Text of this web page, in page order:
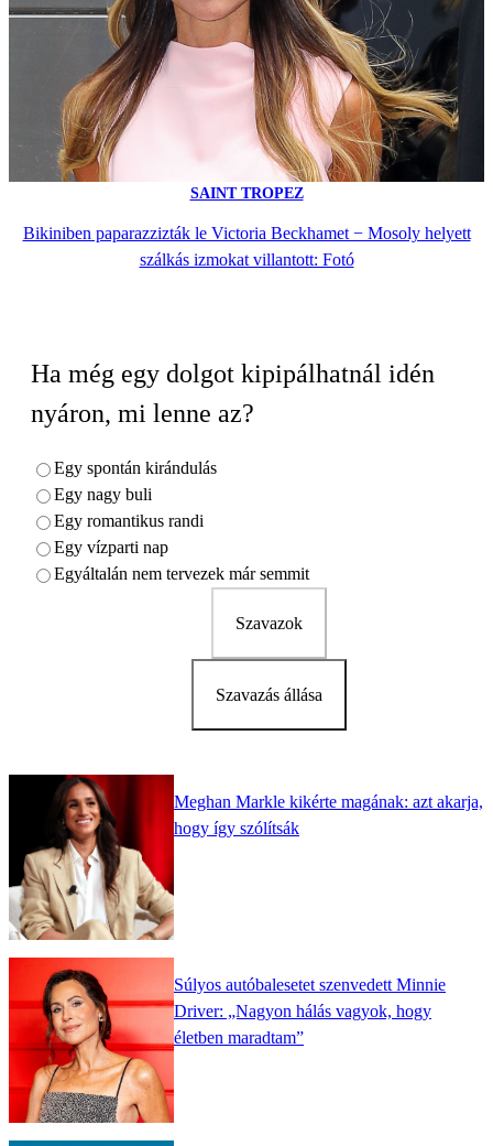
SAINT TROPEZ
Bikiniben paparazzizták le Victoria Beckhamet − Mosoly helyett
szálkás izmokat villantott: Fotó
Ha még egy dolgot kipipálhatnál idén
nyáron, mi lenne az?
Egy spontán kirándulás
Egy nagy buli
Egy romantikus randi
Egy vízparti nap
Egyáltalán nem tervezek már semmit
Szavazok
Szavazás állása
Meghan Markle kikérte magának: azt akarja,
hogy így szólítsák
Súlyos autóbalesetet szenvedett Minnie
Driver: „Nagyon hálás vagyok, hogy
életben maradtam”